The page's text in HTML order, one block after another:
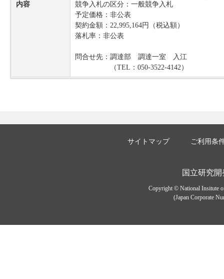
内容
競争入札の区分：一般競争入札
予定価格：非公表
契約金額：22,995,164円（税込額）
落札率：非公表
問合せ先：調達部 調達一室 入江
（TEL：050-3522-4142）
サイトマップ ご利用条
国立研究
Copyright © National Insitute
(Japan Corporate